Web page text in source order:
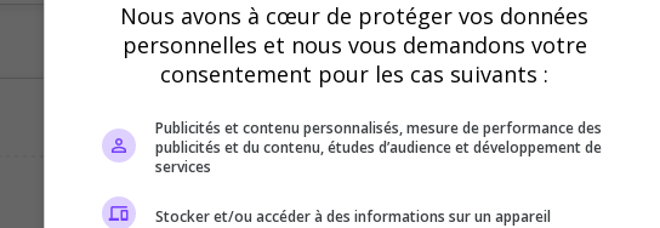
Nous avons à cœur de protéger vos données
personnelles et nous vous demandons votre
consentement pour les cas suivants :
Publicités et contenu personnalisés, mesure de performance des
publicités et du contenu, études d’audience et développement de
services
Stocker et/ou accéder à des informations sur un appareil